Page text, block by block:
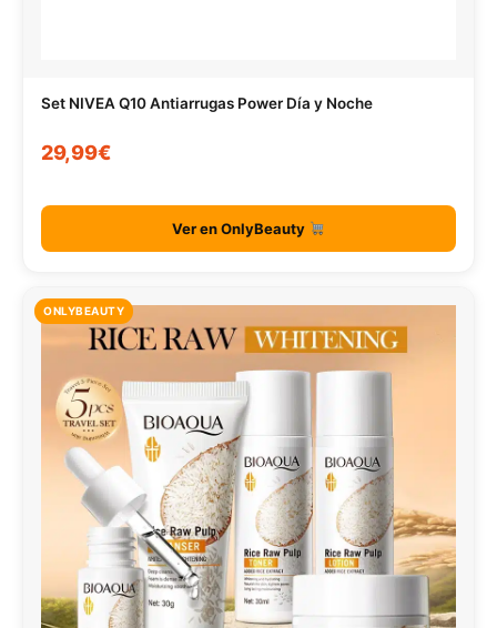
Set NIVEA Q10 Antiarrugas Power Día y Noche
29,99€
Ver en OnlyBeauty
ONLYBEAUTY